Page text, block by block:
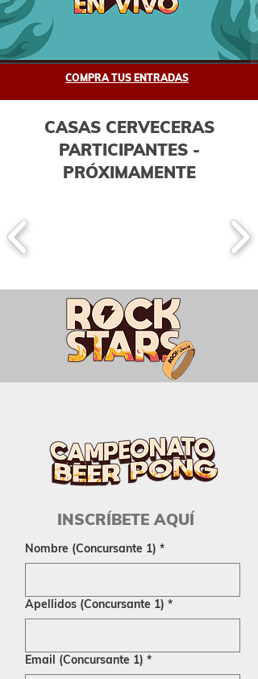
COMPRA TUS ENTRADAS
CASAS CERVECERAS
PARTICIPANTES -
PRÓXIMAMENTE
INSCRÍBETE AQUÍ
Nombre (Concursante 1) *
Apellidos (Concursante 1) *
Email (Concursante 1) *